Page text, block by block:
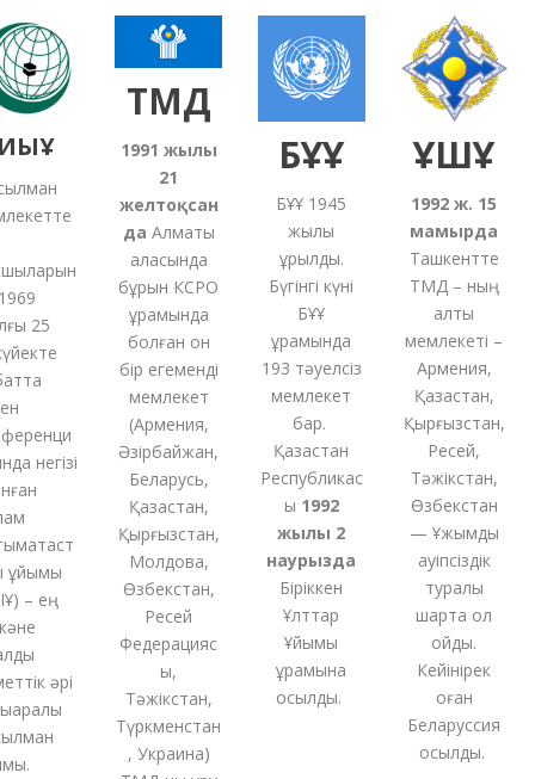
25
негізі
– ең
әрі
ТМД
1991жылғы
21
желтоқсан
даАлматы
қаласында
бұрын КСРО
құрамында
болғанон
бір егеменді
мемлекет
Армения,
Әзірбайжан,
Беларусь,
Қазақстан,
Қырғызстан,
Молдова,
Өзбекстан,
Ресей
Федерацияс
Тәжікстан,
Түркменстан
Украина)
БҰҰ
БҰҰ 1945
жылы
құрылды.
Бүгінгі күні
БҰҰ
құрамында
193 тәуелсіз
мемлекет
бар.
Қазақстан
Республикас
1992
жылы 2
наурызда
Біріккен
Ұлттар
Ұйымы
құрамына
қосылды.
ҰҚШҰ
1992 ж. 15
мамырда
Ташкентте
ТМД – ның
алты
мемлекеті –
Армения,
Қазақстан,
Қырғызстан,
Ресей,
Тәжікстан,
Өзбекстан
— Ұжымдық
қауіпсіздік
туралы
шартқа қол
қойды.
Кейінірек
оған
Беларуссия
қосылды.